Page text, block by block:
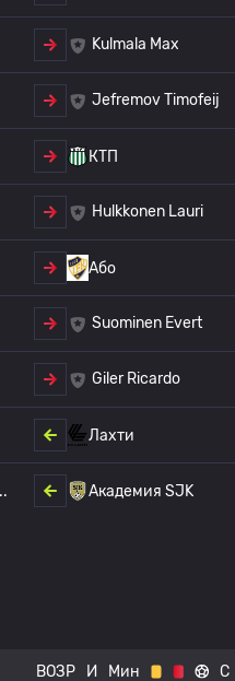
Kulmala Max
Jefremov Timofeij
КТП
Hulkkonen Lauri
Або
Suominen Evert
Giler Ricardo
Лахти
Академия SJK
ВОЗР И Мин С